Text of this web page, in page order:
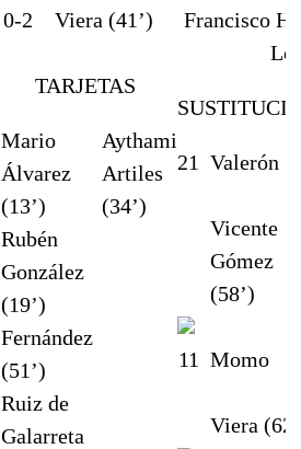
0-2
Viera (41’)
TARJETAS
Mario
Álvarez
(13’)
Rubén
González
(19’)
Fernández
(51’)
Ruiz de
Galarreta
Aythami
Artiles
(34’)
Francisco
21 Valerón
Vicente
Gómez
(58’)
11 Momo
Viera